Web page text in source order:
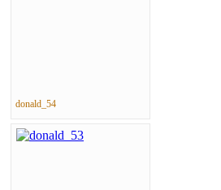
donald_54